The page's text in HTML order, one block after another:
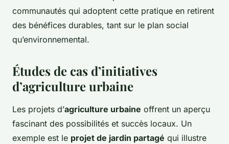
communautés qui adoptent cette pratique en retirent
des bénéfices durables, tant sur le plan social
qu’environnemental.
Études de cas d’initiatives
d’agriculture urbaine
Les projets d’agriculture urbaine offrent un aperçu
fascinant des possibilités et succès locaux. Un
exemple est le projet de jardin partagé qui illustre